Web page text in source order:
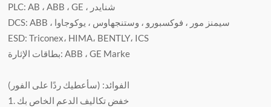
PLC: AB ، ABB ، GE ، شنايدر
DCS: ABB ، سيمنز مور ، فوكسبورو ، وستنجهاوس ، يوكوجاوا
ESD: Triconex، HIMA، BENTLY، ICS
بطاقات الإثارة: ABB ، GE Marke
الفوائد: (سأعطيك ردًا على الفور)
1. خفض تكاليف الدعم الخاص بك